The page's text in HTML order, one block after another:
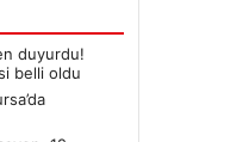
duyurdu!
belli oldu